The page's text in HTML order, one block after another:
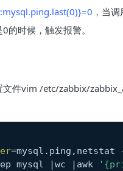
，当
的时候，触发报警。
文件vim /etc/zabbix/
mysql |wc |awk